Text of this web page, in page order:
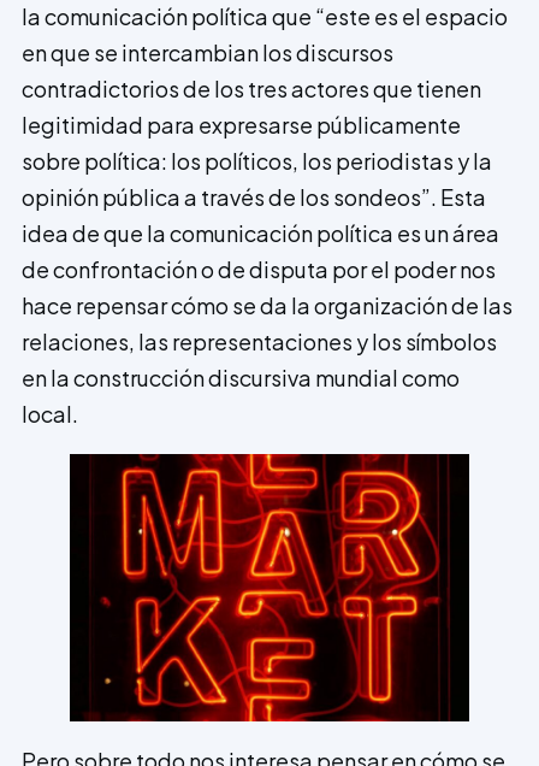
la comunicación política que “este es el espacio
en que se intercambian los discursos
contradictorios de los tres actores que tienen
legitimidad para expresarse públicamente
sobre política: los políticos, los periodistas y la
opinión pública a través de los sondeos”. Esta
idea de que la comunicación política es un área
de confrontación o de disputa por el poder nos
hace repensar cómo se da la organización de las
relaciones, las representaciones y los símbolos
en la construcción discursiva mundial como
local.
Pero sobre todo nos interesa pensar en cómo se